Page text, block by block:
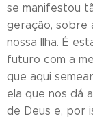
se manifestou
geração, sobre
nossa Ilha. É
futuro com a
que aqui
ela que nos dá
de Deus e, por